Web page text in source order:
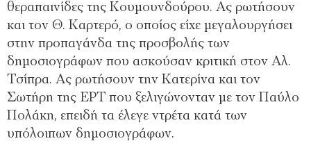
θεραπαινίδες της Κουμουνδούρου. Ας ρωτήσουν
και τον Θ. Καρτερό, ο οποίος είχε μεγαλουργήσει
στην προπαγάνδα της προσβολής των
δημοσιογράφων που ασκούσαν κριτική στον Αλ.
Τσίπρα. Ας ρωτήσουν την Κατερίνα και τον
Σωτήρη της ΕΡΤ που ξελιγώνονταν με τον Παύλο
Πολάκη, επειδή τα έλεγε ντρέτα κατά των
υπόλοιπων δημοσιογράφων.